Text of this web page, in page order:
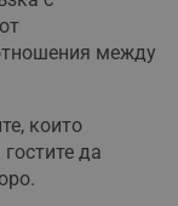
между
които
да